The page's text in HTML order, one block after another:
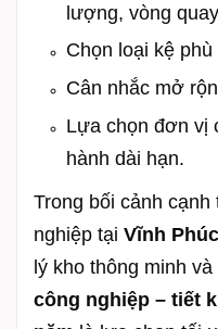
lượng, vòng
Chọn loại kệ
Cân nhắc mở
Lựa chọn đơn vị
hành dài hạn.
Trong bối cảnh
nghiệp tại Vĩnh Phúc
lý kho thông minh và
công nghiệp – tiết